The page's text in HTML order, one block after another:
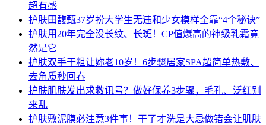
超有感
护肤田馥甄37岁扮大学生无违和少女模样全靠“4个秘诀”
护肤用20年完全没长纹、长斑！CP值爆高的神级乳霜竟
然是它
护肤双手干粗让妳老10岁！6步骤居家SPA超简单热敷、
去角质秒回春
护肤肌肤发出求救讯号？做好保养3步骤，毛孔、泛红别
来乱
护肤敷泥膜必注意3件事！干了才洗是大忌做错会让肌肤